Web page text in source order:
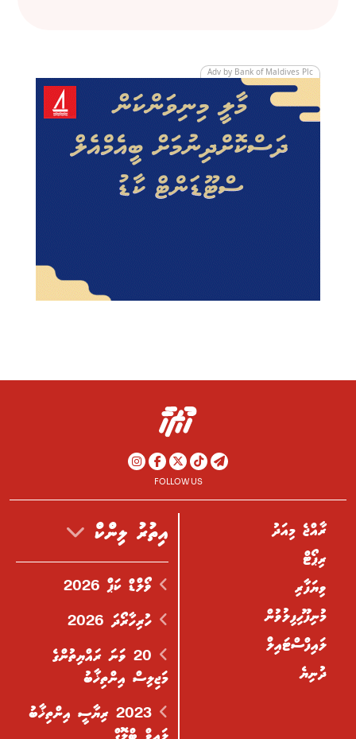
Adv by Bank of Maldives Plc
FOLLOW US
ރާއްޖެ މިއަދު
ރިޕޯޓް
ވިޔަފާރި
މުނިފޫހިފިލުވުން
ލައިފްސްޓައިލް
ދުނިޔެ
އިތުރު ލިންކް
ވޯލްޑް ކަޕް 2026
ހުރިހާރޯދަ 2026
20 ވަނަ ރައްޔިތުންގެ
މަޖިލިސް އިންތިޚާބު
2023 ރިޔާސީ އިންތިޚާބު
ލައިވް ބްލޮގް